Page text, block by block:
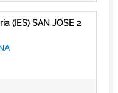
(IES) SAN JOSE 2